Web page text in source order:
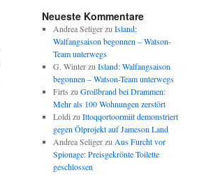
Neueste Kommentare
Andrea Seligerzu Island:
Walfangsaison begonnen – Watson-
Team unterwegs
G. Winterzu Island: Walfangsaison
begonnen – Watson-Team unterwegs
Firts zu Großbrand bei Drammen:
Mehr als 100 Wohnungen zerstört
Loldi zu Ittoqqortoormiit demonstriert
gegen Ölprojekt auf Jameson Land
Andrea Seligerzu Aus Furcht vor
Spionage: Preisgekrönte Toilette
geschlossen